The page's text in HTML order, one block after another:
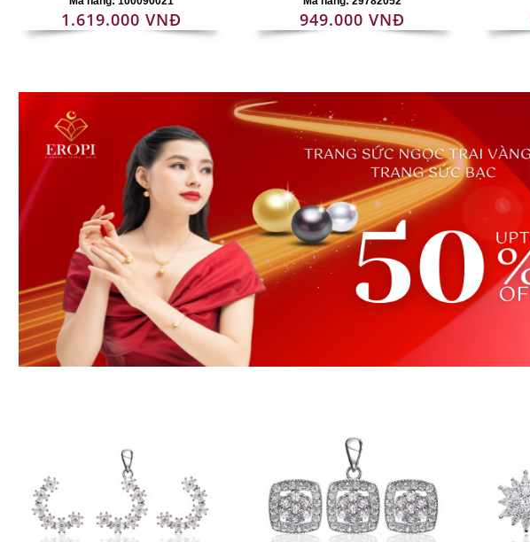
1.619.000 VNĐ 949.000 VNĐ